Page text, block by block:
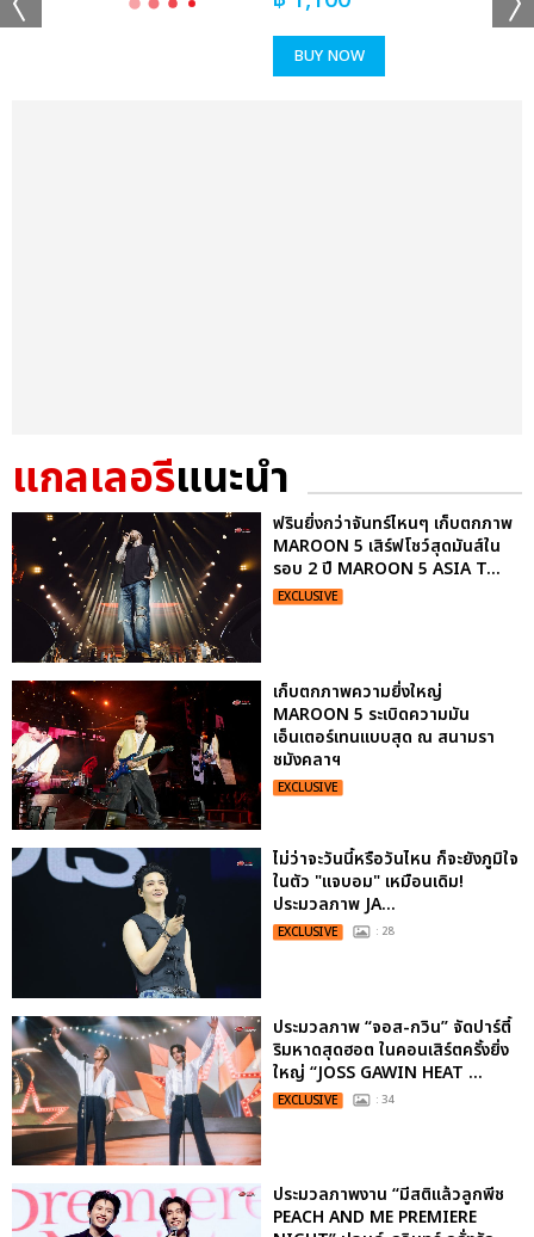
BUY NOW
แกลเลอรีแนะนำ
ฟรินยิ่งกว่าจันทร์ไหนๆ เก็บตกภาพ
MAROON 5 เสิร์ฟโชว์สุดมันส์ใน
รอบ 2 ปี MAROON 5 ASIA T...
EXCLUSIVE
เก็บตกภาพความยิ่งใหญ่
MAROON 5 ระเบิดความมัน
เอ็นเตอร์เทนแบบสุด ณ สนามรา
ชมังคลาฯ
EXCLUSIVE
ไม่ว่าจะวันนี้หรือวันไหน ก็จะยังภูมิใจ
ในตัว "แจบอม" เหมือนเดิม!
ประมวลภาพ JA...
EXCLUSIVE : 28
ประมวลภาพ “จอส-กวิน” จัดปาร์ตี้
ริมหาดสุดฮอต ในคอนเสิร์ตครั้งยิ่ง
ใหญ่ “JOSS GAWIN HEAT ...
EXCLUSIVE : 34
ประมวลภาพงาน “มีสติแล้วลูกพีช
PEACH AND ME PREMIERE